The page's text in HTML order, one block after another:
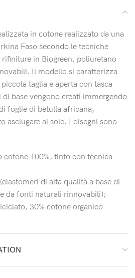
in cotone realizzato da una
Faso secondo le tecniche
in Biogreen, poliuretano
Il modello si caratterizza
taglia e aperta con tasca
base vengono creati immergendo
foglie di betulla africana,
asciugare al sole. I disegni sono
cotone 100%, tinto con tecnica
di alta qualità a base di
da fonti naturali rinnovabili);
30% cotone organico